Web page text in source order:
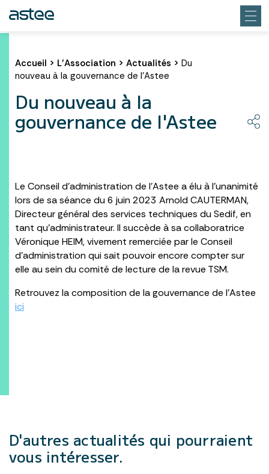
Accueil > L’Association > Actualités > Du
nouveau à la gouvernance de l'Astee
Du nouveau à la
gouvernance de l'Astee
Le Conseil d’administration de l’Astee a élu à l’unanimité
lors de sa séance du 6 juin 2023 Arnold CAUTERMAN,
Directeur général des services techniques du Sedif, en
tant qu’administrateur. Il succède à sa collaboratrice
Véronique HEIM, vivement remerciée par le Conseil
d’administration qui sait pouvoir encore compter sur
elle au sein du comité de lecture de la revue TSM.
Retrouvez la composition de la gouvernance de l’Astee
ici
D'autres actualités qui pourraient
vous intéresser.